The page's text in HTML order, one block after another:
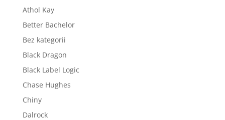
Athol Kay
Better Bachelor
Bez kategorii
Black Dragon
Black Label Logic
Chase Hughes
Chiny
Dalrock